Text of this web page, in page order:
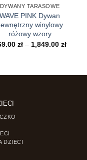
DYWANY TARASOWE
WAVE PINK Dywan
winylowy
różowy wzory
zł – 1,849.00 zł
DZIECI